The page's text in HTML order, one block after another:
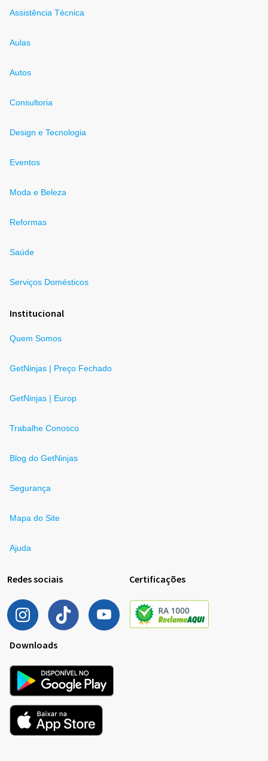
Assistência Técnica
Aulas
Autos
Consultoria
Design e Tecnologia
Eventos
Moda e Beleza
Reformas
Saúde
Serviços Domésticos
Institucional
Quem Somos
GetNinjas | Preço Fechado
GetNinjas | Europ
Trabalhe Conosco
Blog do GetNinjas
Segurança
Mapa do Site
Ajuda
Redes sociais Certificações
Downloads